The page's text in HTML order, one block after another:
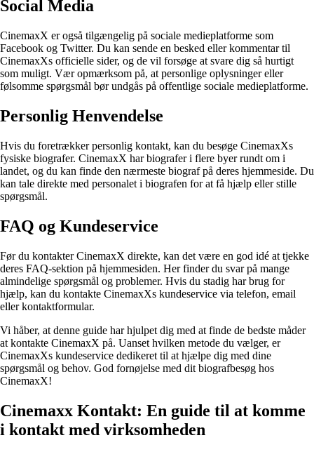
Social Media
CinemaxX er også tilgængelig på sociale medieplatforme som
Facebook og Twitter. Du kan sende en besked eller kommentar til
CinemaxXs officielle sider, og de vil forsøge at svare dig så hurtigt
som muligt. Vær opmærksom på, at personlige oplysninger eller
følsomme spørgsmål bør undgås på offentlige sociale medieplatforme.
Personlig Henvendelse
Hvis du foretrækker personlig kontakt, kan du besøge CinemaxXs
fysiske biografer. CinemaxX har biografer i flere byer rundt om i
landet, og du kan finde den nærmeste biograf på deres hjemmeside. Du
kan tale direkte med personalet i biografen for at få hjælp eller stille
spørgsmål.
FAQ og Kundeservice
Før du kontakter CinemaxX direkte, kan det være en god idé at tjekke
deres FAQ-sektion på hjemmesiden. Her finder du svar på mange
almindelige spørgsmål og problemer. Hvis du stadig har brug for
hjælp, kan du kontakte CinemaxXs kundeservice via telefon, email
eller kontaktformular.
Vi håber, at denne guide har hjulpet dig med at finde de bedste måder
at kontakte CinemaxX på. Uanset hvilken metode du vælger, er
CinemaxXs kundeservice dedikeret til at hjælpe dig med dine
spørgsmål og behov. God fornøjelse med dit biografbesøg hos
CinemaxX!
Cinemaxx Kontakt: En guide til at komme
i kontakt med virksomheden